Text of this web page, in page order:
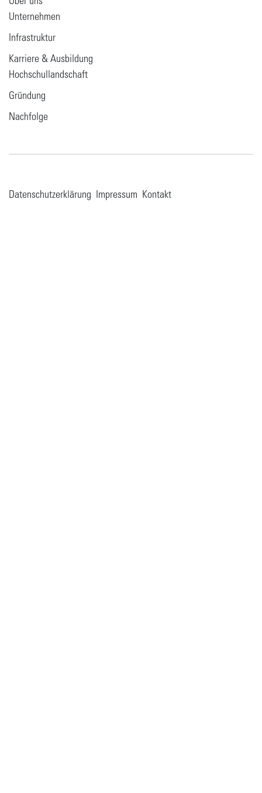
Unternehmen
Infrastruktur
Karriere & Ausbildung
Hochschullandschaft
Gründung
Nachfolge
Datenschutzerklärung Impressum Kontakt